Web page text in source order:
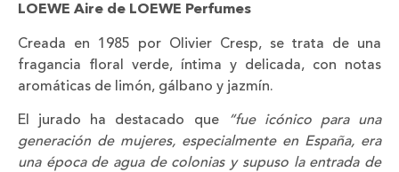
LOEWE Aire de LOEWE Perfumes
Creada en 1985 por Olivier Cresp, se trata de una
fragancia floral verde, íntima y delicada, con notas
aromáticas de limón, gálbano y jazmín.
El jurado ha destacado que“fue icónico para una
generación de mujeres, especialmente en España, era
una época de agua de colonias y supuso la entrada de